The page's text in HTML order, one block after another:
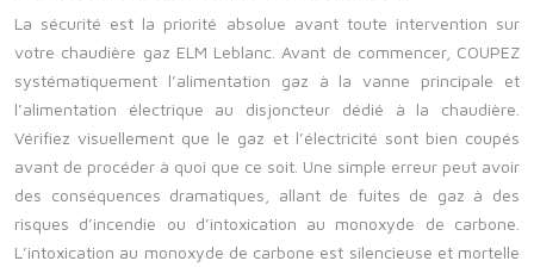
La sécurité est la priorité absolue avant toute intervention sur
votre chaudière gaz ELM Leblanc. Avant de commencer, COUPEZ
systématiquement l’alimentation gaz à la vanne principale et
l’alimentation électrique au disjoncteur dédié à la chaudière.
Vérifiez visuellement que le gaz et l’électricité sont bien coupés
avant de procéder à quoi que ce soit. Une simple erreur peut avoir
des conséquences dramatiques, allant de fuites de gaz à des
risques d’incendie ou d’intoxication au monoxyde de carbone.
L’intoxication au monoxyde de carbone est silencieuse et mortelle